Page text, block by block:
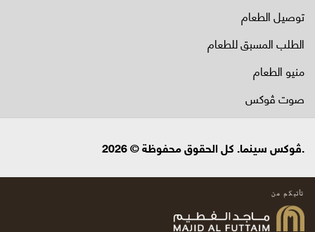
توصيل الطعام
الطلب المسبق للطعام
منيو الطعام
صوت ڤوكس
.ڤوكس سينما. كل الحقوق محفوظة © 2026